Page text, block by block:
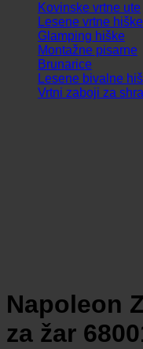
Kovinske vrtne ute
Lesene vrtne hiške
Glamping hiške
Montažne pisarne
Brunarice
Lesene bivalne
Vrtni zaboji za
Napoleon
za žar